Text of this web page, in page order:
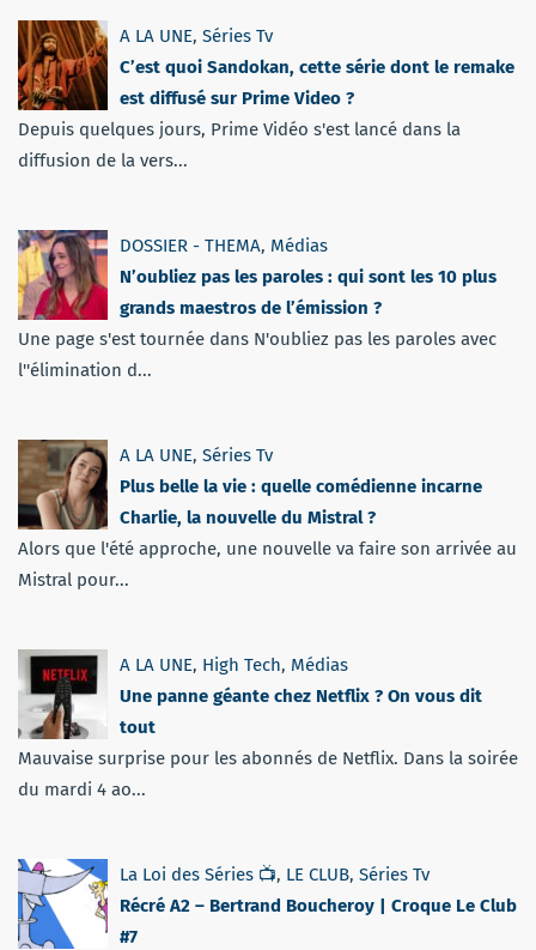
A LA UNE, Séries Tv
C’est quoi Sandokan, cette série dont le remake
est diffusé sur Prime Video ?
Depuis quelques jours, Prime Vidéo s'est lancé dans la
diffusion de la vers...
DOSSIER - THEMA, Médias
N’oubliez pas les paroles : qui sont les 10 plus
grands maestros de l’émission ?
Une page s'est tournée dans N'oubliez pas les paroles avec
l''élimination d...
A LA UNE, Séries Tv
Plus belle la vie : quelle comédienne incarne
Charlie, la nouvelle du Mistral ?
Alors que l'été approche, une nouvelle va faire son arrivée au
Mistral pour...
A LA UNE, High Tech, Médias
Une panne géante chez Netflix ? On vous dit
tout
Mauvaise surprise pour les abonnés de Netflix. Dans la soirée
du mardi 4 ao...
La Loi des Séries 📺, LE CLUB, Séries Tv
Récré A2 – Bertrand Boucheroy | Croque Le Club
#7